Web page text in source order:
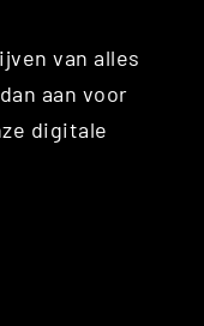
van alles
aan voor
digitale